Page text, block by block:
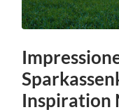
Inspiration